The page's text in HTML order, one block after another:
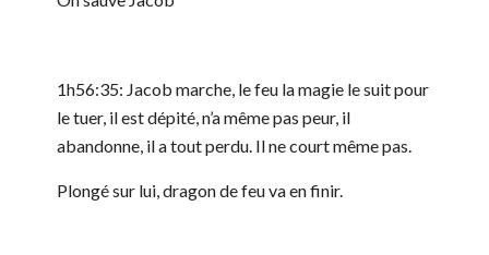
1h56:35: Jacob marche, le feu la magie le suit pour
le tuer, il est dépité, n’a même pas peur, il
abandonne, il a tout perdu. Il ne court même pas.
Plongé sur lui, dragon de feu va en finir.